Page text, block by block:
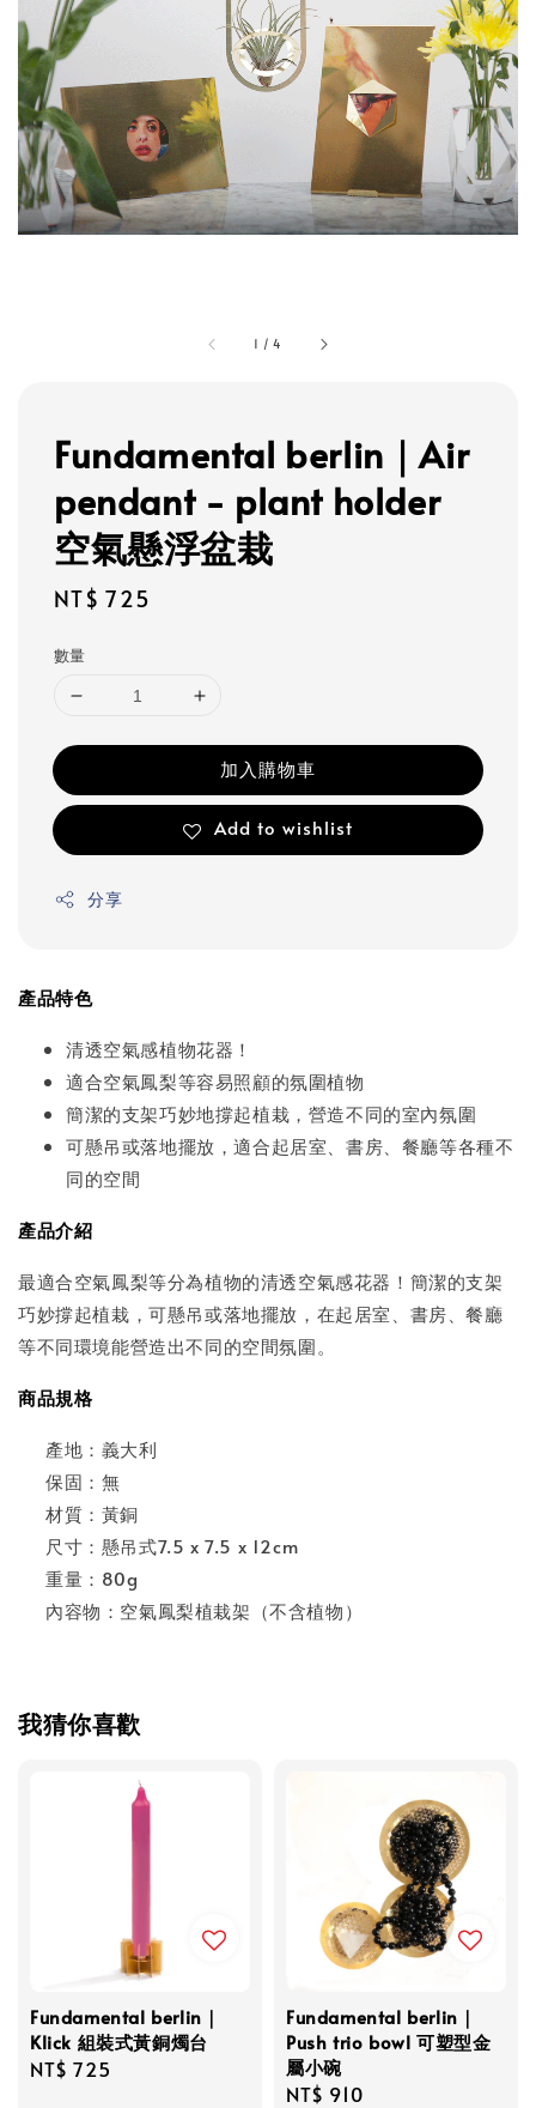
1 /4
Fundamental berlin｜Air
pendant - plant holder
空氣懸浮盆栽
Regular
NT$ 725
數量
加入購物車
Add to wishlist
分享
產品特色
清透空氣感植物花器！
適合空氣鳳梨等容易照顧的氛圍植物
簡潔的支架巧妙地撐起植栽，營造不同的室內氛圍
可懸吊或落地擺放，適合起居室、書房、餐廳等各種不
同的空間
產品介紹
最適合空氣鳳梨等分為植物的清透空氣感花器！簡潔的支架
巧妙撐起植栽，可懸吊或落地擺放，在起居室、書房、餐廳
等不同環境能營造出不同的空間氛圍。
商品規格
產地：義大利
保固：無
材質：黃銅
尺寸：懸吊式7.5 x 7.5 x 12cm
重量：80g
內容物：空氣鳳梨植栽架（不含植物）
我猜你喜歡
Fundamental berlin｜
Klick 組裝式黃銅燭台
Regular
NT$ 725
Fundamental berlin｜
Push trio bowl 可塑型金
屬小碗
Regular
NT$ 910